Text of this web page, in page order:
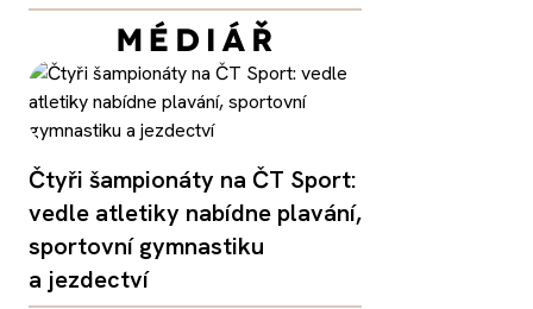
Čtyři šampionáty na ČT Sport:
vedle atletiky nabídne plavání,
sportovní gymnastiku
a jezdectví